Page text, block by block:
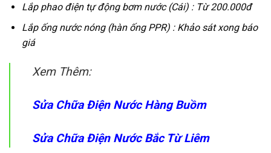
Lắp phao điện tự động bơm nước (Cái) : Từ 200.000đ
Lắp ống nước nóng (hàn ống PPR) :Khảo sát xong báo
giá
Xem Thêm:
Sửa Chữa Điện Nước Hàng Buồm
Sửa Chữa Điện Nước Bắc Từ Liêm